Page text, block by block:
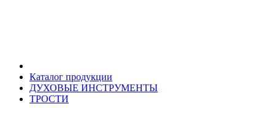
Каталог продукции
ДУХОВЫЕ ИНСТРУМЕНТЫ
ТРОСТИ